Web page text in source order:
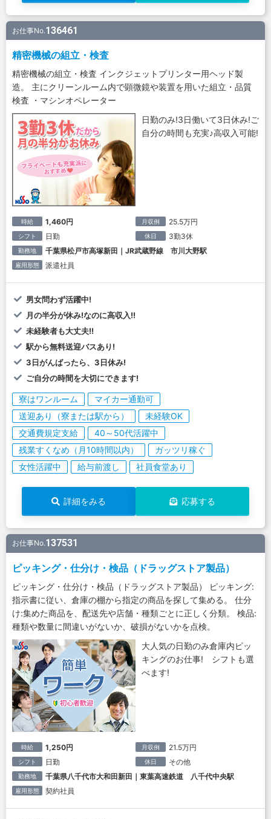
お仕事No.136461
精密機械の組立・検査
精密機械の組立・検査 インクジェットプリンター用ヘッド製
造。 主にクリーンルーム内で顕微鏡や装置を用いた組立・品質
検査 ・マシンオペレーター
日勤のみ!3日働いて3日休み!ご
自分の時間も充実♪高収入可能!
時給 1,460円 月収例 25.5万円
シフト 日勤 休日 3勤3休
勤務地 千葉県松戸市高塚新田｜JR武蔵野線 市川大野駅
雇用形態 派遣社員
男女問わず活躍中!
月の半分が休み!なのに高収入!!
未経験者も大丈夫!!
駅から無料送迎バスあり!
3日がんばったら、3日休み!
ご自分の時間を大切にできます!
寮はワンルーム
マイカー通勤可
送迎あり（寮または駅から）
未経験OK
交通費規定支給
40～50代活躍中
残業すくなめ（月10時間以内）
ガッツリ稼ぐ
女性活躍中
給与前渡し 社員食堂あり
詳細をみる 応募する
お仕事No.137531
ピッキング・仕分け・検品（ドラッグストア製品）
ピッキング・仕分け・検品（ドラッグストア製品） ピッキング:
指示書に従い、倉庫の棚から指定の商品を探して集める。 仕分
け:集めた商品を、配送先や店舗・種類ごとに正しく分類。 検品:
種類や数量に間違いがないか、破損がないかを点検。
大人気の日勤のみ倉庫内ピッ
キングのお仕事! シフトも選
べます!
時給 1,250円 月収例 21.5万円
シフト 日勤 休日 その他
勤務地 千葉県八千代市大和田新田｜東葉高速鉄道 八千代中央駅
雇用形態 契約社員